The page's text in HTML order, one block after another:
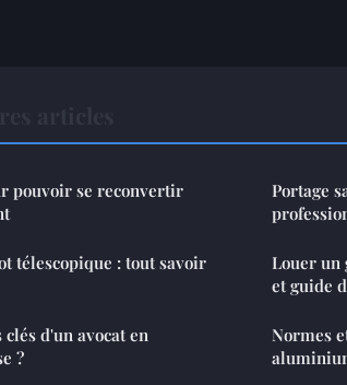
pouvoir se reconvertir
télescopique : tout savoir
d'un avocat en
?
Portage
Louer un
et guide
Normes